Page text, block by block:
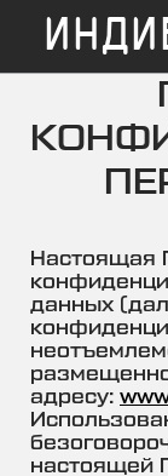
Настоящая
данных
адресу:
настоящей